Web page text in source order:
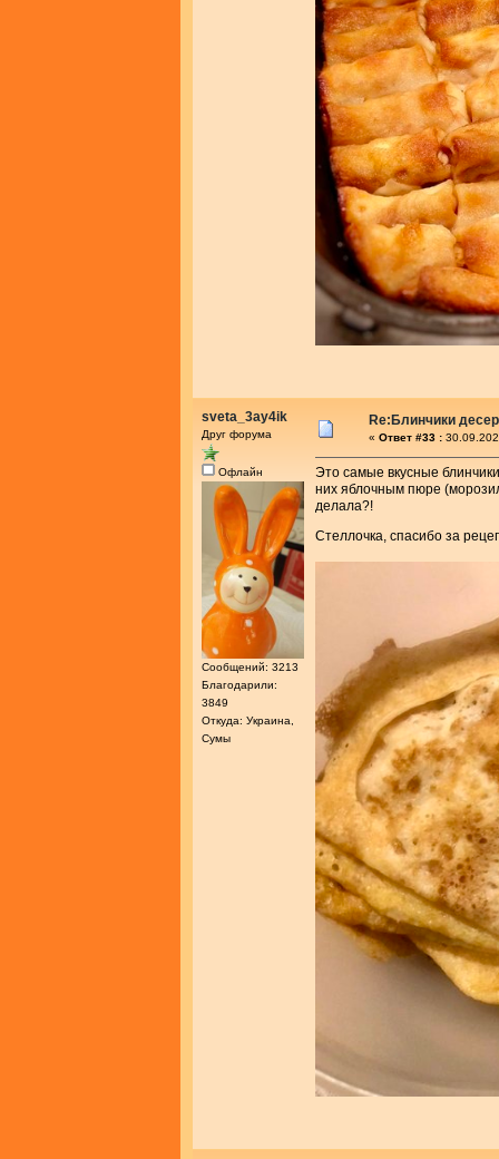
sveta_3ay4ik
Друг форума
Офлайн
Сообщений: 3213
Благодарили:
3849
Откуда: Украина,
Сумы
Re:Блинчики
« Ответ #33 :
Это самые вкусные
них яблочным пюре
делала?!
Стеллочка, спасибо за